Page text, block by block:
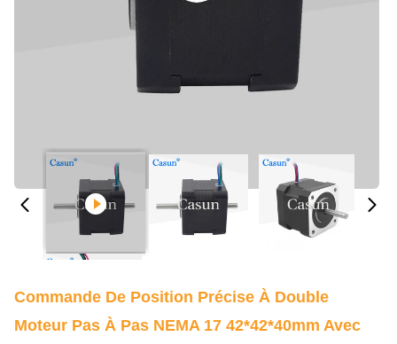
Commande De Position Précise À Double
Moteur Pas À Pas NEMA 17 42*42*40mm Avec